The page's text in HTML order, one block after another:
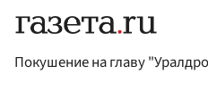
Покушение на главу